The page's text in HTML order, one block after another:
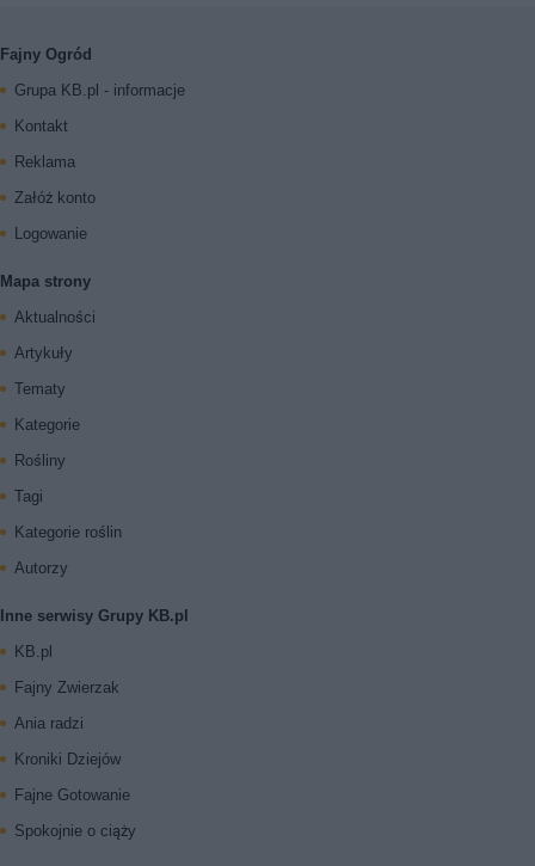
Fajny Ogród
Grupa KB.pl - informacje
Kontakt
Reklama
Załóż konto
Logowanie
Mapa strony
Aktualności
Artykuły
Tematy
Kategorie
Rośliny
Tagi
Kategorie roślin
Autorzy
Inne serwisy Grupy KB.pl
KB.pl
Fajny Zwierzak
Ania radzi
Kroniki Dziejów
Fajne Gotowanie
Spokojnie o ciąży